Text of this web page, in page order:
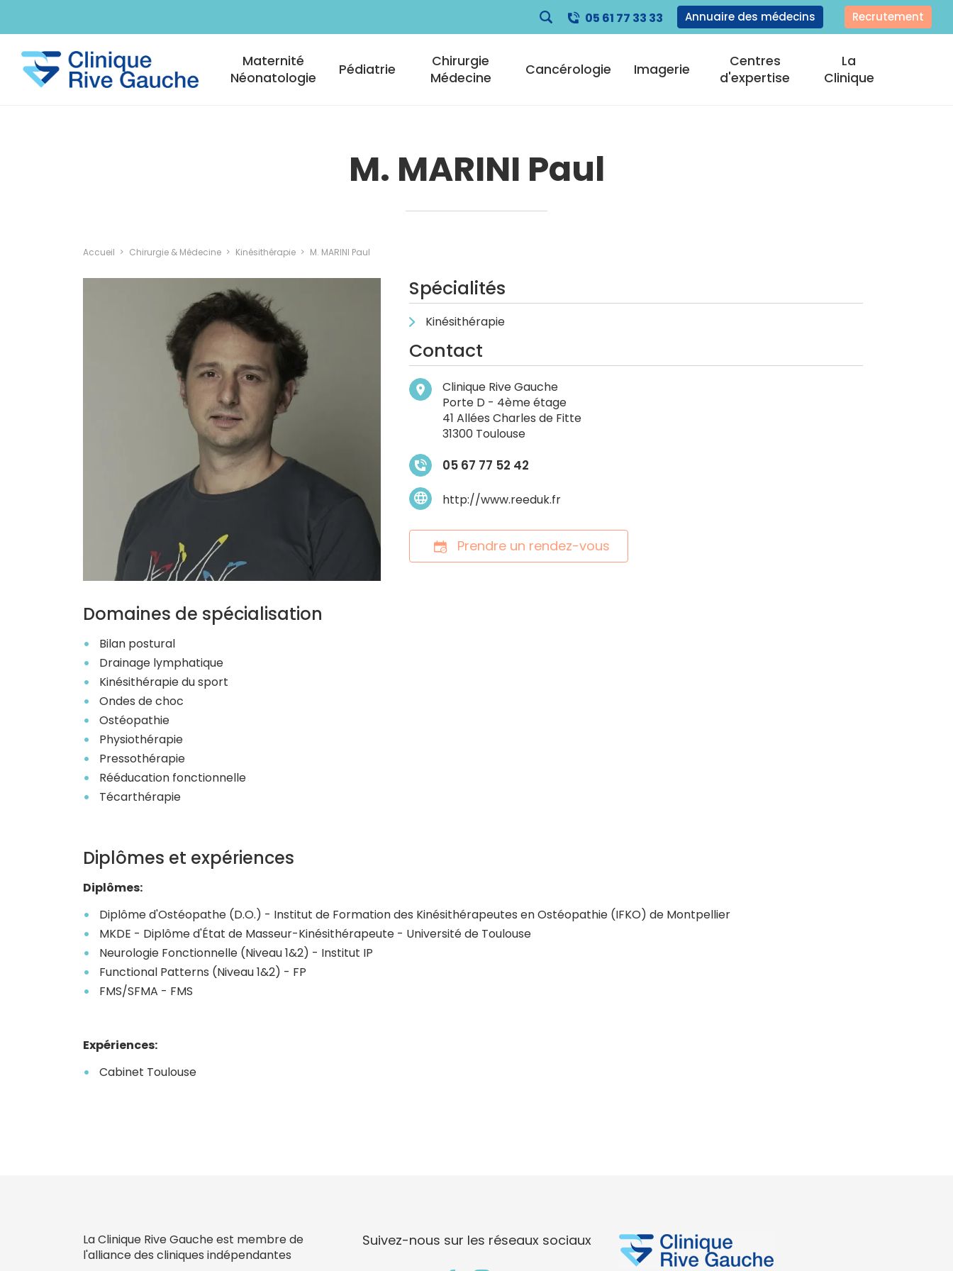
05 61 77 33 33 Annuaire des médecins Recrutement
Maternité
Néonatologie
Pédiatrie
Chirurgie
Médecine
Cancérologie Imagerie
Centres
d'expertise
La
Clinique
M. MARINI Paul
Accueil Chirurgie & Médecine Kinésithérapie M. MARINI Paul
Spécialités
Kinésithérapie
Contact
Clinique Rive Gauche
Porte D - 4ème étage
41 Allées Charles de Fitte
31300 Toulouse
05 67 77 52 42
http://www.reeduk.fr
Prendre un rendez-vous
Domaines de spécialisation
Bilan postural
Drainage lymphatique
Kinésithérapie du sport
Ondes de choc
Ostéopathie
Physiothérapie
Pressothérapie
Rééducation fonctionnelle
Técarthérapie
Diplômes et expériences
Diplômes:
Diplôme d'Ostéopathe (D.O.) - Institut de Formation des Kinésithérapeutes en Ostéopathie (IFKO) de Montpellier
MKDE - Diplôme d'État de Masseur-Kinésithérapeute - Université de Toulouse
Neurologie Fonctionnelle (Niveau 1&2) - Institut IP
Functional Patterns (Niveau 1&2) - FP
FMS/SFMA - FMS
Expériences:
Cabinet Toulouse
La Clinique Rive Gauche est membre de
l'alliance des cliniques indépendantes
Suivez-nous sur les réseaux sociaux